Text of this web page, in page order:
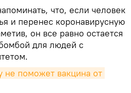
что, если человек
и перенес коронавирусную
он все равно остается
для людей с
не поможет вакцина от